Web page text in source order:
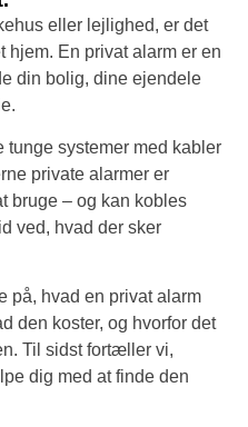
eller lejlighed, er det
hjem. En privat alarm er en
din bolig, dine ejendele
tunge systemer med kabler
private alarmer er
bruge – og kan kobles
ved, hvad der sker
på, hvad en privat alarm
den koster, og hvorfor det
Til sidst fortæller vi,
dig med at finde den